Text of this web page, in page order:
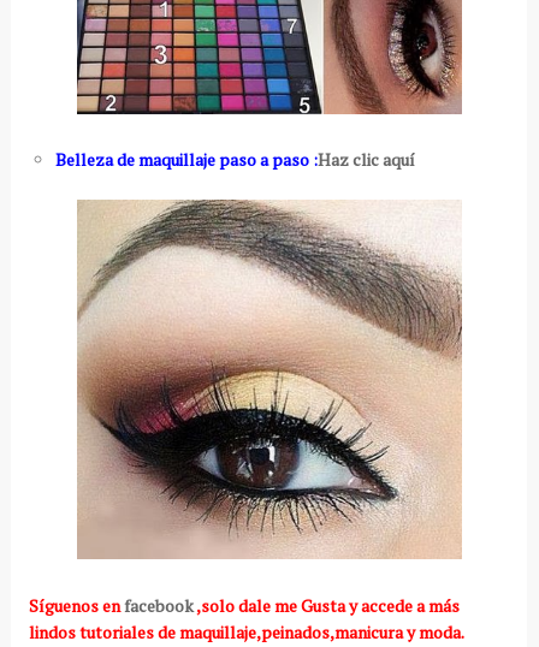
Belleza de maquillaje paso a paso :Haz clic aquí
Síguenosenfacebook,solo dale me Gusta y accede a más
lindos tutoriales de maquillaje,peinados,manicura y moda.